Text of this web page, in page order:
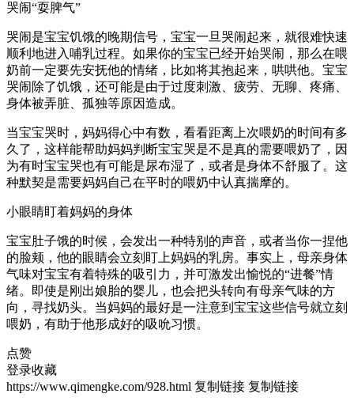
哭闹“耍脾气”
哭闹是宝宝饥饿的晚期信号，宝宝一旦哭闹起来，就很难快速
顺利地进入哺乳过程。如果你的宝宝已经开始哭闹，那么在喂
奶前一定要先安抚他的情绪，比如将其抱起来，哄哄他。宝宝
哭闹除了饥饿，还可能是由于过度刺激、疲劳、无聊、疼痛、
身体被弄脏、孤独等原因造成。
当宝宝哭时，妈妈得心中有数，看看距离上次喂奶的时间有多
久了，这样能帮助妈妈判断宝宝哭是不是真的需要喂奶了，因
为有时宝宝哭也有可能是尿布湿了，或者是身体不舒服了。这
种默契是需要妈妈自己在平时的喂奶中认真揣摩的。
小眼睛盯着妈妈的身体
宝宝肚子饿的时候，会发出一种特别的声音，或者当你一捏他
的脸颊，他的眼睛会立刻盯上妈妈的乳房。事实上，母亲身体
气味对宝宝有着特殊的吸引力，并可激发出愉悦的“进餐”情
绪。即使是刚出娘胎的婴儿，也会把头转向有母亲气味的方
向，寻找奶头。当妈妈的最好是一注意到宝宝这些信号就立刻
喂奶，有助于他形成好的吸吮习惯。
点赞
登录收藏
https://www.qimengke.com/928.html 复制链接 复制链接